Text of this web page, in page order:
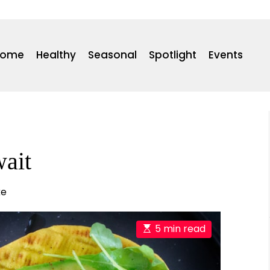
Healthy Seasonal Spotlight Events
E
s
t
i
m
5 min read